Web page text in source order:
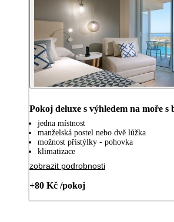
Pokoj deluxe s výhledem na moře s
jedna místnost
manželská postel nebo dvě lůžka
možnost přistýlky - pohovka
klimatizace
zobrazit podrobnosti
+80 Kč /pokoj